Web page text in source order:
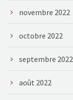
novembre 2022
octobre 2022
septembre 2022
août 2022